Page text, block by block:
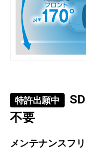
特許出願中
不要
メンテナンスフ